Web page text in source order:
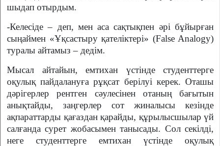
шыдап отырдым.
-Келесіде – деп, мен аса сақтықпен әрі бұйырған
сыңаймен «Ұқсастыру қателіктері» (False Analogy)
туралы айтамыз – дедім.
Мысал айтайын, емтихан үстінде студенттерге
оқулық пайдалануға рұқсат берілуі керек. Оташы
дәрігерлер рентген сәулесінен отаның бағытын
анықтайды, заңгерлер сот жиналысы кезінде
ақпараттарды қағаздан қарайды, құрылысшылар үй
салғанда сурет жобасымен танысады. Сол секілді,
неге студенттерге емтихан үстінде оқулық